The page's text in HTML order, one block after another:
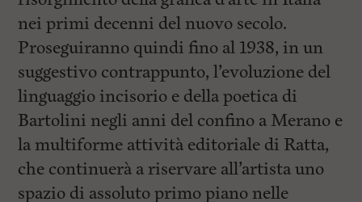
nei primi decenni del nuovo secolo.
Proseguiranno quindi fino al 1938, in un
suggestivo contrappunto, l’evoluzione del
linguaggio incisorio e della poetica di
Bartolini negli anni del confino a Merano e
la multiforme attività editoriale di Ratta,
che continuerà a riservare all’artista uno
spazio di assoluto primo piano nelle